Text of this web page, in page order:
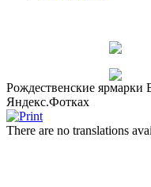
Рождественские
Яндекс.Фотках
There are no translations